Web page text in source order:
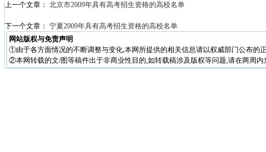
上一个文章： 北京市2009年具有高考招生资格的高校名单
下一个文章： 宁夏2009年具有高考招生资格的高校名单
网站版权与免责声明
①由于各方面情况的不断调整与变化,本网所提供的相关信息请以权威部门公布的
②本网转载的文/图等稿件出于非商业性目的,如转载稿涉及版权等问题,请在两周内